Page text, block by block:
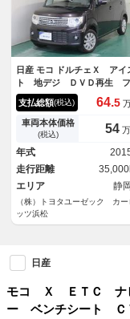
日産 モコ ドルチェＸ アイ
ト 地デジ ＤＶＤ再生
オートエアコン 整備記録
ＥＴＣ 盗難防止システム
ーレス ナビＴＶ ＡＢＳ
ワーウィンドウ アルミホ
ル メモリーナビ
支払総額(税込) 64.5
車両本体価格
(税込) 54
年式
走行距離
エリア
静
（株）トヨタユーゼック カー
ッツ浜松
日産
モコ Ｘ ＥＴＣ ナ
ー ベンチシート Ｃ